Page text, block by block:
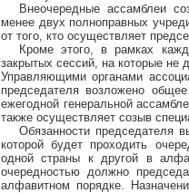
Внеочередные ассамблеи
менее двух полноправных
от того, кто осуществляет
Кроме этого, в рамках
закрытых сессий, на которые не
Управляющими органами
председателя возложено
ежегодной генеральной
также осуществляет созыв
Обязанности председателя
которой будет проходить
одной страны к другой в
очередностью должно
алфавитном порядке.